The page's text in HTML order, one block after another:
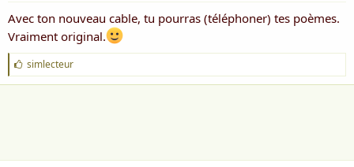
Avec ton nouveau cable, tu pourras (téléphoner) tes poèmes.
Vraiment original.
J
'
a
simlecteur